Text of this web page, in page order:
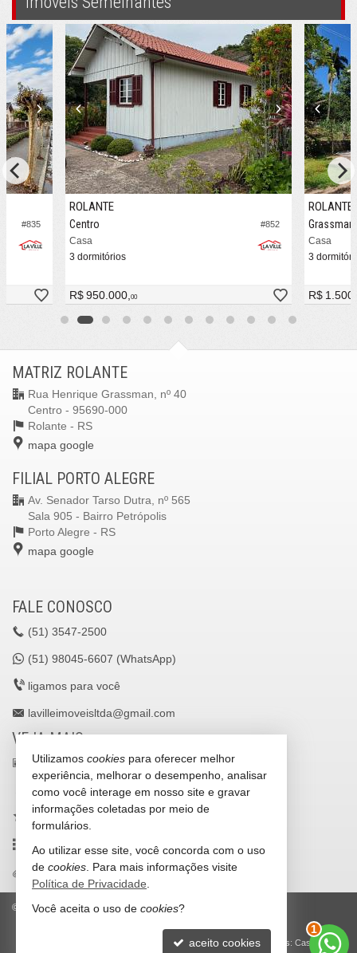
#835 #852
ROLANTE
Centro
Casa
3 dormitórios
R$ 950.000, 00
ROLANTE
Casa
3
R$
MATRIZ ROLANTE
Rua Henrique Grassman, nº 40
Centro - 95690-000
Rolante - RS
mapa google
FILIAL PORTO ALEGRE
Av. Senador Tarso Dutra, nº 565
Sala 905 - Bairro Petrópolis
Porto Alegre - RS
mapa google
FALE CONOSCO
(51) 3547-2500
(51) 98045-6607 (WhatsApp)
ligamos para você
lavilleimoveisltda@gmail.com
VEJA MAIS
receba nosso newsletter
cadastre seu imóvel
imóveis favoritos
mapa de imóveis
trabalhe conosco
© 2026 CRECI/RS 25036-J Política de Privacidade
Site para imobiliárias: Castel Digital
1
Utilizamos cookies para oferecer melhor
experiência, melhorar o desempenho, analisar
como você interage em nosso site e gravar
informações coletadas por meio de
formulários.
Ao utilizar esse site, você concorda com o uso
de cookies . Para mais informações visite
Política de Privacidade
Você aceita o uso de cookies?
aceito cookies